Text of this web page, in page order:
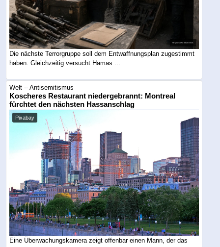
Die nächste Terrorgruppe soll dem Entwaffnungsplan zugestimmt
haben. Gleichzeitig versucht Hamas ...
Welt -- Antisemitismus
Koscheres Restaurant niedergebrannt: Montreal
fürchtet den nächsten Hassanschlag
Pixabay
Eine Überwachungskamera zeigt offenbar einen Mann, der das